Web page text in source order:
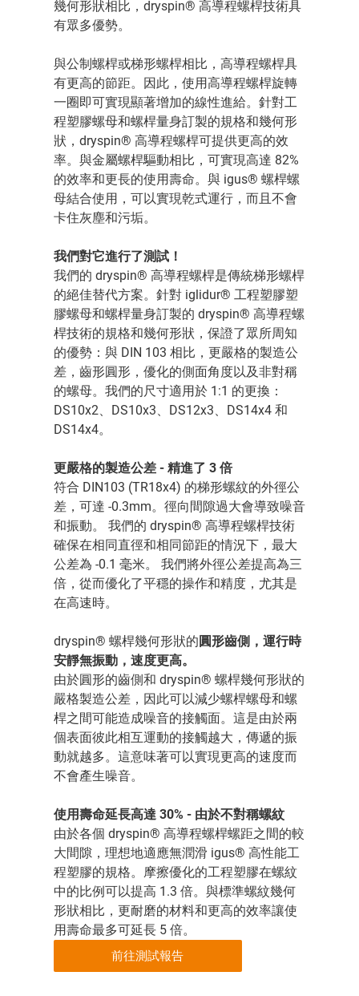
幾何形狀相比，dryspin® 高導程螺桿技術具
有眾多優勢。
與公制螺桿或梯形螺桿相比，高導程螺桿具
有更高的節距。因此，使用高導程螺桿旋轉
一圈即可實現顯著增加的線性進給。針對工
程塑膠螺母和螺桿量身訂製的規格和幾何形
狀，dryspin® 高導程螺桿可提供更高的效
率。與金屬螺桿驅動相比，可實現高達 82%
的效率和更長的使用壽命。與 igus® 螺桿螺
母結合使用，可以實現乾式運行，而且不會
卡住灰塵和污垢。
我們對它進行了測試！
我們的 dryspin® 高導程螺桿是傳統梯形螺桿
的絕佳替代方案。針對 iglidur® 工程塑膠塑
膠螺母和螺桿量身訂製的 dryspin® 高導程螺
桿技術的規格和幾何形狀，保證了眾所周知
的優勢：與 DIN 103 相比，更嚴格的製造公
差，齒形圓形，優化的側面角度以及非對稱
的螺母。我們的尺寸適用於 1:1 的更換：
DS10x2、DS10x3、DS12x3、DS14x4 和
DS14x4。
更嚴格的製造公差 - 精進了 3 倍
符合 DIN103 (TR18x4) 的梯形螺紋的外徑公
差，可達 -0.3mm。徑向間隙過大會導致噪音
和振動。 我們的 dryspin® 高導程螺桿技術
確保在相同直徑和相同節距的情況下，最大
公差為 -0.1 毫米。 我們將外徑公差提高為三
倍，從而優化了平穩的操作和精度，尤其是
在高速時。
dryspin® 螺桿幾何形狀的 圓形齒側，運行時
安靜無振動，速度更高。
由於圓形的齒側和 dryspin® 螺桿幾何形狀的
嚴格製造公差，因此可以減少螺桿螺母和螺
桿之間可能造成噪音的接觸面。這是由於兩
個表面彼此相互運動的接觸越大，傳遞的振
動就越多。這意味著可以實現更高的速度而
不會產生噪音。
使用壽命延長高達 30% - 由於不對稱螺紋
由於各個 dryspin® 高導程螺桿螺距之間的較
大間隙，理想地適應無潤滑 igus® 高性能工
程塑膠的規格。摩擦優化的工程塑膠在螺紋
中的比例可以提高 1.3 倍。與標準螺紋幾何
形狀相比，更耐磨的材料和更高的效率讓使
用壽命最多可延長 5 倍。
前往測試報告